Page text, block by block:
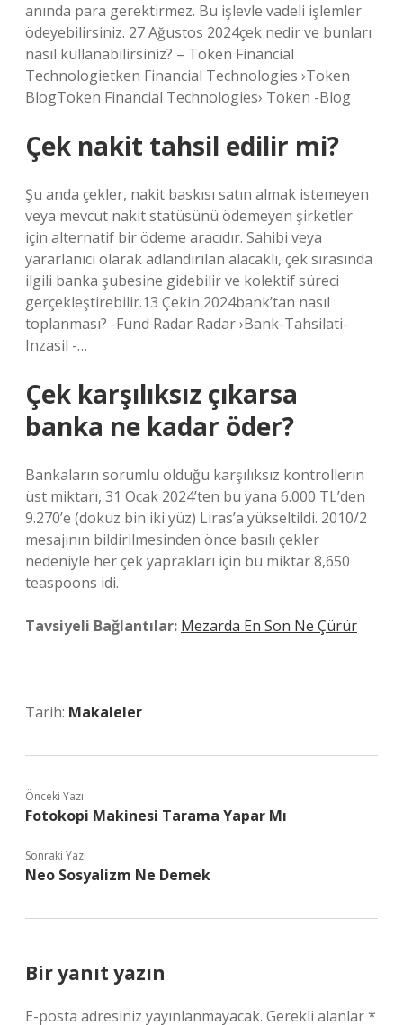
anında para gerektirmez. Bu işlevle vadeli işlemler
ödeyebilirsiniz. 27 Ağustos 2024çek nedir ve bunları
nasıl kullanabilirsiniz? – Token Financial
Technologietken Financial Technologies ›Token
BlogToken Financial Technologies› Token -Blog
Çek nakit tahsil edilir mi?
Şu anda çekler, nakit baskısı satın almak istemeyen
veya mevcut nakit statüsünü ödemeyen şirketler
için alternatif bir ödeme aracıdır. Sahibi veya
yararlanıcı olarak adlandırılan alacaklı, çek sırasında
ilgili banka şubesine gidebilir ve kolektif süreci
gerçekleştirebilir.13 Çekin 2024bank’tan nasıl
toplanması? -Fund Radar Radar ›Bank-Tahsilati-
Inzasil -…
Çek karşılıksız çıkarsa
banka ne kadar öder?
Bankaların sorumlu olduğu karşılıksız kontrollerin
üst miktarı, 31 Ocak 2024’ten bu yana 6.000 TL’den
9.270’e (dokuz bin iki yüz) Liras’a yükseltildi. 2010/2
mesajının bildirilmesinden önce basılı çekler
nedeniyle her çek yaprakları için bu miktar 8,650
teaspoons idi.
Tavsiyeli Bağlantılar: Mezarda En Son Ne Çürür
Tarih: Makaleler
Önceki Yazı
Fotokopi Makinesi Tarama Yapar Mı
Sonraki Yazı
Neo Sosyalizm Ne Demek
Bir yanıt yazın
E-posta adresiniz yayınlanmayacak. Gerekli alanlar*